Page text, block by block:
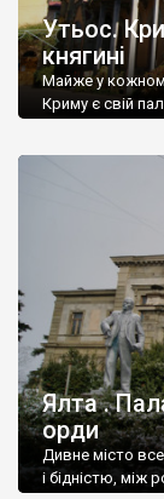
Утьос.
княгині
Майже у
Криму є свій
Ялта .
орди
Дивне місто
і бідністю, між